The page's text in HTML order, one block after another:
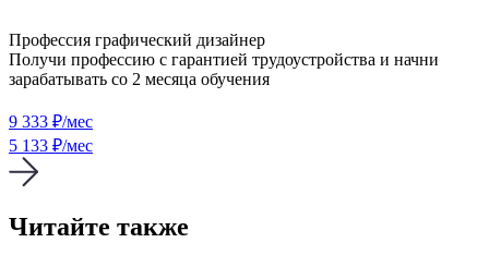
Профессия графический дизайнер
Получи профессию с гарантией трудоустройства и начни
зарабатывать со 2 месяца обучения
9 333 ₽/мес
5 133 ₽/мес
Читайте также